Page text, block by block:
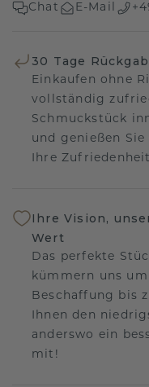
Chat E-Mail
30 Tage
Einkaufen ohne
vollständig
Schmuckstück
und genießen
Ihre
Ihre Vision,
Wert
Das perfekte
kümmern uns
Beschaffung bis
Ihnen den
anderswo ein
mit!